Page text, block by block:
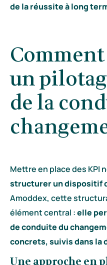
de la réussite à long
un
de la
Mettre en place des KPI
structurer un dispositif
Amoddex, cette
élément central :elle
de conduite du
concrets, suivis dans la